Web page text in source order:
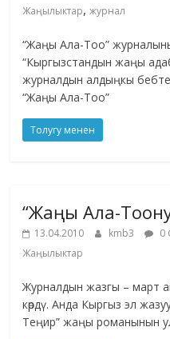
Жаңылыктар,журнал
“Жаңы Ала-Тоо”
“Кыргызстандын жаңы
журналдын алдыңкы
“Жаңы Ала-Тоо”
Толугу менен
“Жаңы Ала-
13.04.2010 kmb3 0
Жаңылыктар
Журналдын жазгы – март
көрдү. Анда Кыргыз эл
Теңир” жаңы романынын